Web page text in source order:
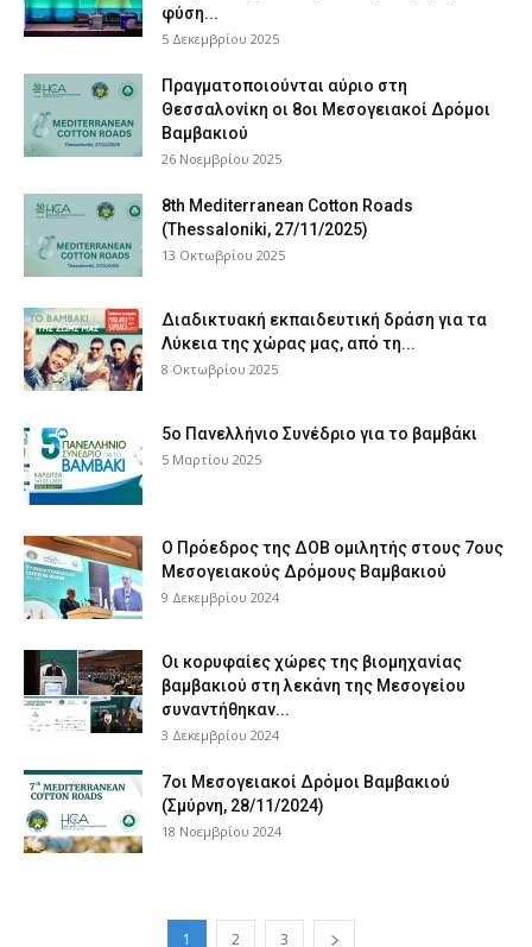
φύση...
5 Δεκεμβρίου 2025
Πραγματοποιούνται αύριο στη
Θεσσαλονίκη οι 8οι Μεσογειακοί Δρόμοι
Βαμβακιού
26 Νοεμβρίου 2025
8th Mediterranean Cotton Roads
(Thessaloniki, 27/11/2025)
13 Οκτωβρίου 2025
Διαδικτυακή εκπαιδευτική δράση για τα
Λύκεια της χώρας μας, από τη...
8 Οκτωβρίου 2025
5ο Πανελλήνιο Συνέδριο για το βαμβάκι
5 Μαρτίου 2025
Ο Πρόεδρος της ΔΟΒ ομιλητής στους 7ους
Μεσογειακούς Δρόμους Βαμβακιού
9 Δεκεμβρίου 2024
Οι κορυφαίες χώρες της βιομηχανίας
βαμβακιού στη λεκάνη της Μεσογείου
συναντήθηκαν...
3 Δεκεμβρίου 2024
7οι Μεσογειακοί Δρόμοι Βαμβακιού
(Σμύρνη, 28/11/2024)
18 Νοεμβρίου 2024
1 2 3